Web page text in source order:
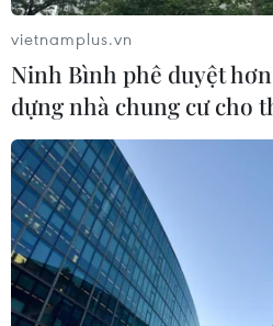
Triều Tiên mở đường bay Bình
Nhưỡng-Wonsan Kalma
lịch
06/08/2026 02:05
Giá vàng ngày 6/8: Bảng giá
công ty vàng bạc đá quý
06/08/2026 01:54
vietnamplus.vn
Ninh Bình phê duyệt
dựng nhà chung cư cho